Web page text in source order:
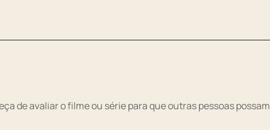
de avaliar o filme ou série para que outras pessoas possam